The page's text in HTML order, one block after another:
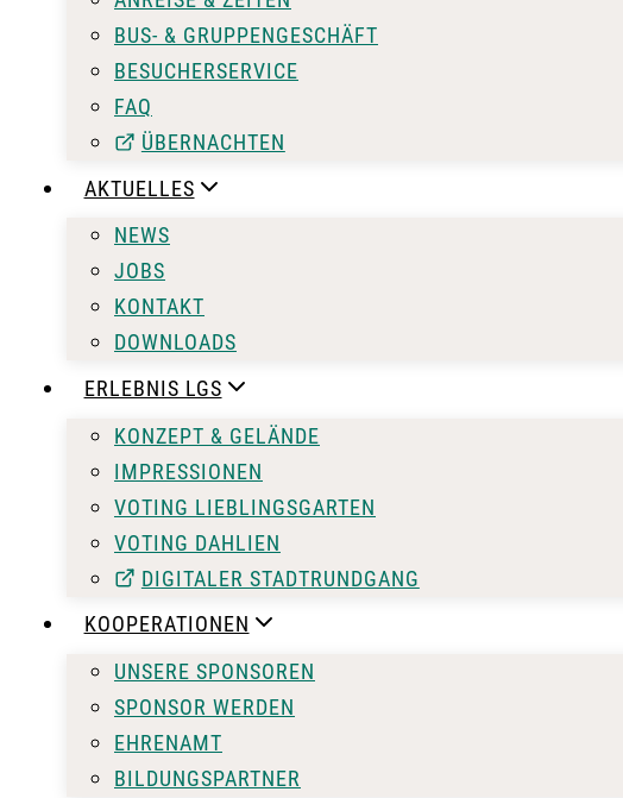
BUS- & GRUPPENGESCHÄFT
BESUCHERSERVICE
FAQ
ÜBERNACHTEN
AKTUELLES
NEWS
JOBS
KONTAKT
DOWNLOADS
ERLEBNIS LGS
KONZEPT & GELÄNDE
IMPRESSIONEN
VOTING LIEBLINGSGARTEN
VOTING DAHLIEN
DIGITALER STADTRUNDGANG
KOOPERATIONEN
UNSERE SPONSOREN
SPONSOR WERDEN
EHRENAMT
BILDUNGSPARTNER